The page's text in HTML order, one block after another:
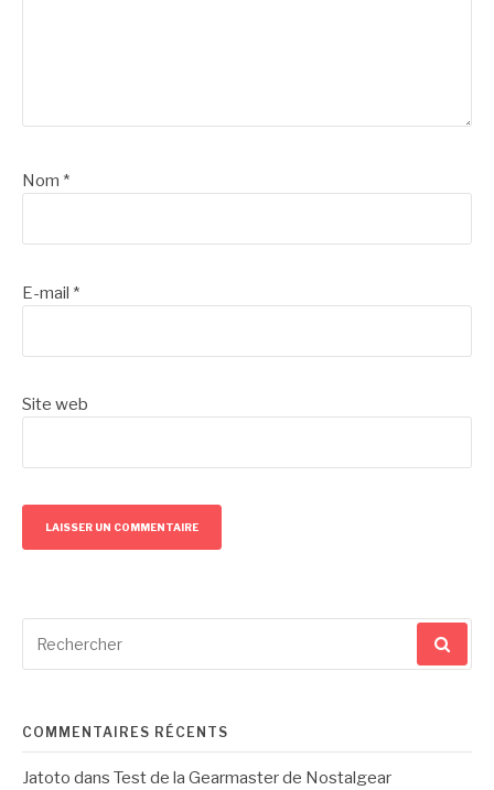
Nom *
E-mail *
Site web
pour
COMMENTAIRES RÉCENTS
Jatoto dans Test de la Gearmaster de Nostalgear